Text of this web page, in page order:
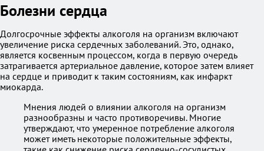
Болезни сердца
Долгосрочные эффекты алкоголя на организм включают
увеличение риска сердечных заболеваний. Это, однако,
является косвенным процессом, когда в первую очередь
затрагивается артериальное давление, которое затем влияет
на сердце и приводит к таким состояниям, как инфаркт
миокарда.
Мнения людей о влиянии алкоголя на организм
разнообразны и часто противоречивы. Многие
утверждают, что умеренное потребление алкоголя
может иметь некоторые положительные эффекты,